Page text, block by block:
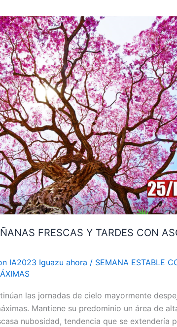
FRESCAS Y TARDES CON
IA2023 Iguazu ahora / SEMANA ESTABLE
las jornadas de cielo mayormente
Mantiene su predominio un área de
nubosidad, tendencia que se extendería